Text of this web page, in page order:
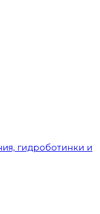
гидроботинки и